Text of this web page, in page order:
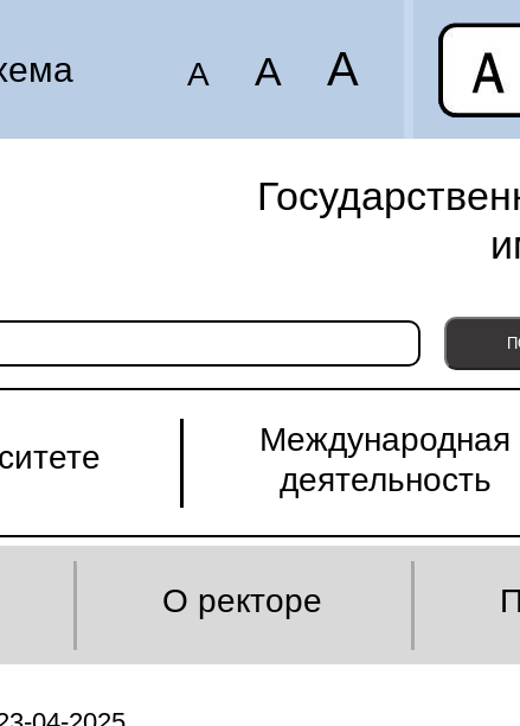
A A A
Международная
деятельность
О ректоре